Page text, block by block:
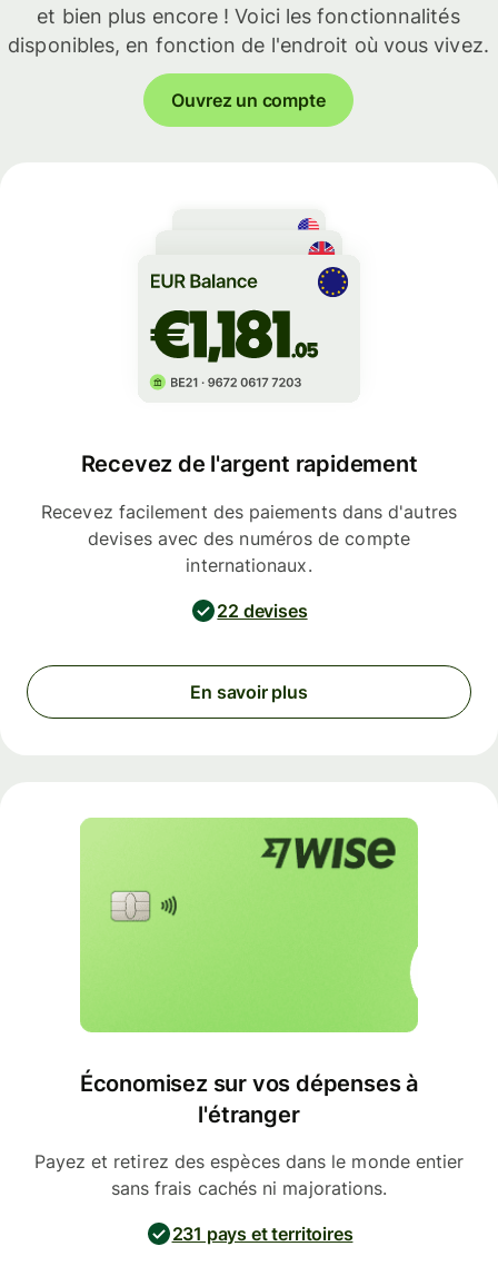
et bien plus encore ! Voici les fonctionnalités
disponibles, en fonction de l'endroit où vous vivez.
Ouvrez un compte
Recevez de l'argent rapidement
Recevez facilement des paiements dans d'autres
devises avec des numéros de compte
internationaux.
22 devises
En savoir plus
Économisez sur vos dépenses à
l'étranger
Payez et retirez des espèces dans le monde entier
sans frais cachés ni majorations.
231 pays et territoires